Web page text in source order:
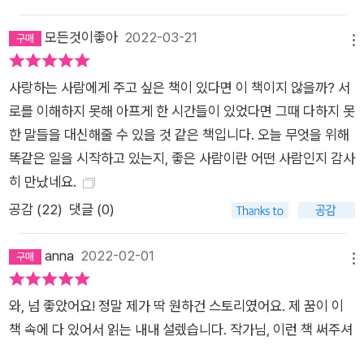
견을 공통적으로 내놓는다. 아마 당신도 마찬가지일 것이다. 바쁜
일상에 지치고 소진된 우리에게 잔잔한 위로와 편안한 웃음을 선
거를 저 멀리 흘려보내고 당당하게 살아갈 계기를 만들어주는 책.
너무나 현실적이고 친근한 이 서점 이야기에 발을 들이고 이 소설
속 인물들과 시간을 보낸다면, 당신도 결국 좋은 사람과 함께하는
삶이 진짜 성공한 삶이라는 사실을 새삼 깨닫게 될 것이다.
모든것이좋아 2022-03-21
사랑하는 사람에게 주고 싶은 책이 있다면 이 책이지 않을까? 서
로를 이해하지 못해 아프게 한 시간들이 있었다면 그때 다하지 못
한 말들을 대신해줄 수 있을 것 같은 책입니다. 오늘 무엇을 위해
똑같은 일을 시작하고 있는지, 좋은 사람이란 어떤 사람인지 감사
히 만났네요.
공감 (22) 댓글 (0)
anna 2022-02-01
와, 넘 좋았어요! 정말 제가 딱 원하건 스토리였어요. 제 꿈이 이
책 속에 다 있어서 읽는 내내 설렜습니다. 작가님, 이런 책 써주셔